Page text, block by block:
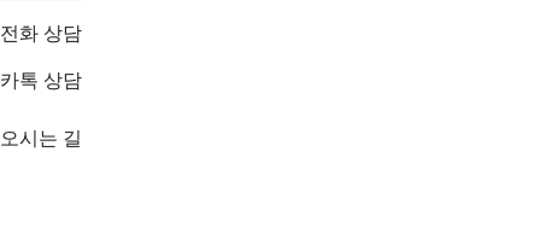
전화 상담
카톡 상담
오시는 길